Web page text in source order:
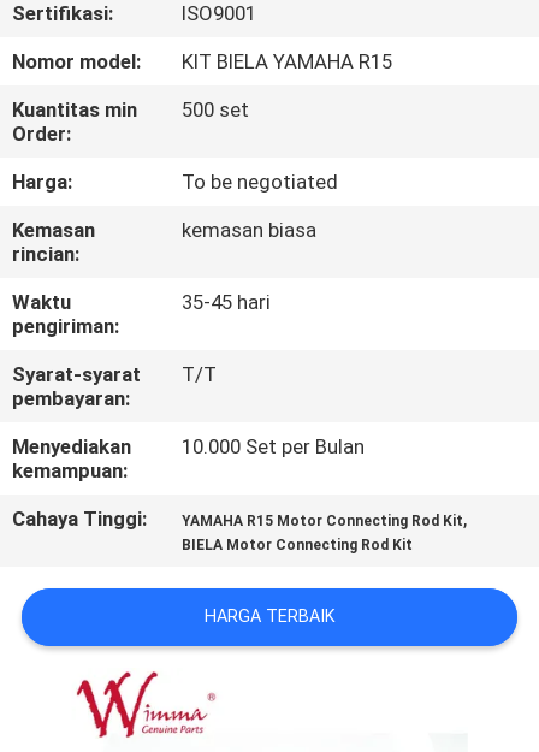
TENTANG
KAMI
TUR
PABRIK
KONTROL
KUALITAS
BERITA
MINTA
KUTIPAN
PETA
SITUS
KEBIJAKAN
PRIBADI
Sertifikasi:
ISO9001
Nomor model:
KIT BIELA ​​YAMAHA R15
Kuantitas min
Order:
500 set
Harga:
To be negotiated
Kemasan
rincian:
kemasan biasa
Waktu
pengiriman:
35-45 hari
Syarat-syarat
pembayaran:
T/T
Menyediakan
kemampuan:
10.000 Set per Bulan
Cahaya Tinggi: YAMAHA R15 Motor Connecting Rod Kit,
BIELA ​​Motor Connecting Rod Kit
HARGA TERBAIK